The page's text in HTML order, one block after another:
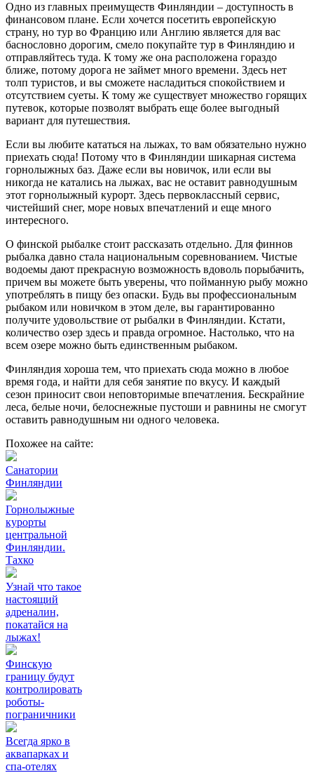
Одно из главных преимуществ Финляндии – доступность в
финансовом плане. Если хочется посетить европейскую
страну, но тур во Францию или Англию является для вас
баснословно дорогим, смело покупайте тур в Финляндию и
отправляйтесь туда. К тому же она расположена гораздо
ближе, потому дорога не займет много времени. Здесь нет
толп туристов, и вы сможете насладиться спокойствием и
отсутствием суеты. К тому же существует множество горящих
путевок, которые позволят выбрать еще более выгодный
вариант для путешествия.
Если вы любите кататься на лыжах, то вам обязательно нужно
приехать сюда! Потому что в Финляндии шикарная система
горнолыжных баз. Даже если вы новичок, или если вы
никогда не катались на лыжах, вас не оставит равнодушным
этот горнолыжный курорт. Здесь первоклассный сервис,
чистейший снег, море новых впечатлений и еще много
интересного.
О финской рыбалке стоит рассказать отдельно. Для финнов
рыбалка давно стала национальным соревнованием. Чистые
водоемы дают прекрасную возможность вдоволь порыбачить,
причем вы можете быть уверены, что пойманную рыбу можно
употреблять в пищу без опаски. Будь вы профессиональным
рыбаком или новичком в этом деле, вы гарантированно
получите удовольствие от рыбалки в Финляндии. Кстати,
количество озер здесь и правда огромное. Настолько, что на
всем озере можно быть единственным рыбаком.
Финляндия хороша тем, что приехать сюда можно в любое
время года, и найти для себя занятие по вкусу. И каждый
сезон приносит свои неповторимые впечатления. Бескрайние
леса, белые ночи, белоснежные пустоши и равнины не смогут
оставить равнодушным ни одного человека.
Похожее на сайте:
Санатории
Финляндии
Горнолыжные
курорты
центральной
Финляндии.
Тахко
Узнай что такое
настоящий
адреналин,
покатайся на
лыжах!
Финскую
границу будут
контролировать
роботы-
пограничники
Всегда ярко в
аквапарках и
спа-отелях